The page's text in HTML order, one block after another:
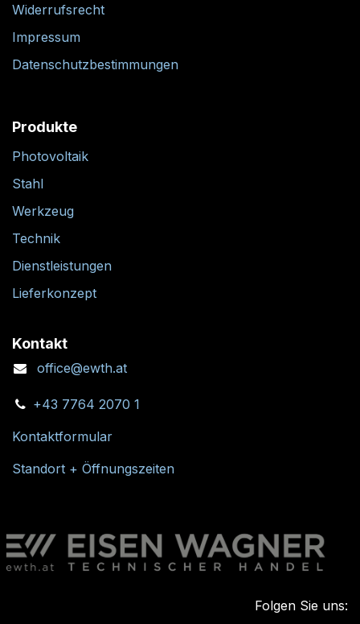
Widerrufsrecht
Impressum
Datenschutzbestimmungen
Produkte
Photovoltaik
Stahl
Werkzeug
Technik
Dienstleistungen
Lieferkonzept
Kontakt
office@ewth.at
+43 7764 2070 1
Kontaktformular
Standort + Öffnungszeiten
Folgen Sie uns: